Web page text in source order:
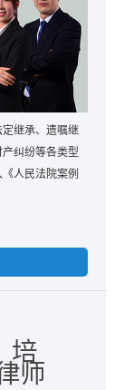
继承、遗嘱继
纠纷等各类型
人民法院案例
培
师